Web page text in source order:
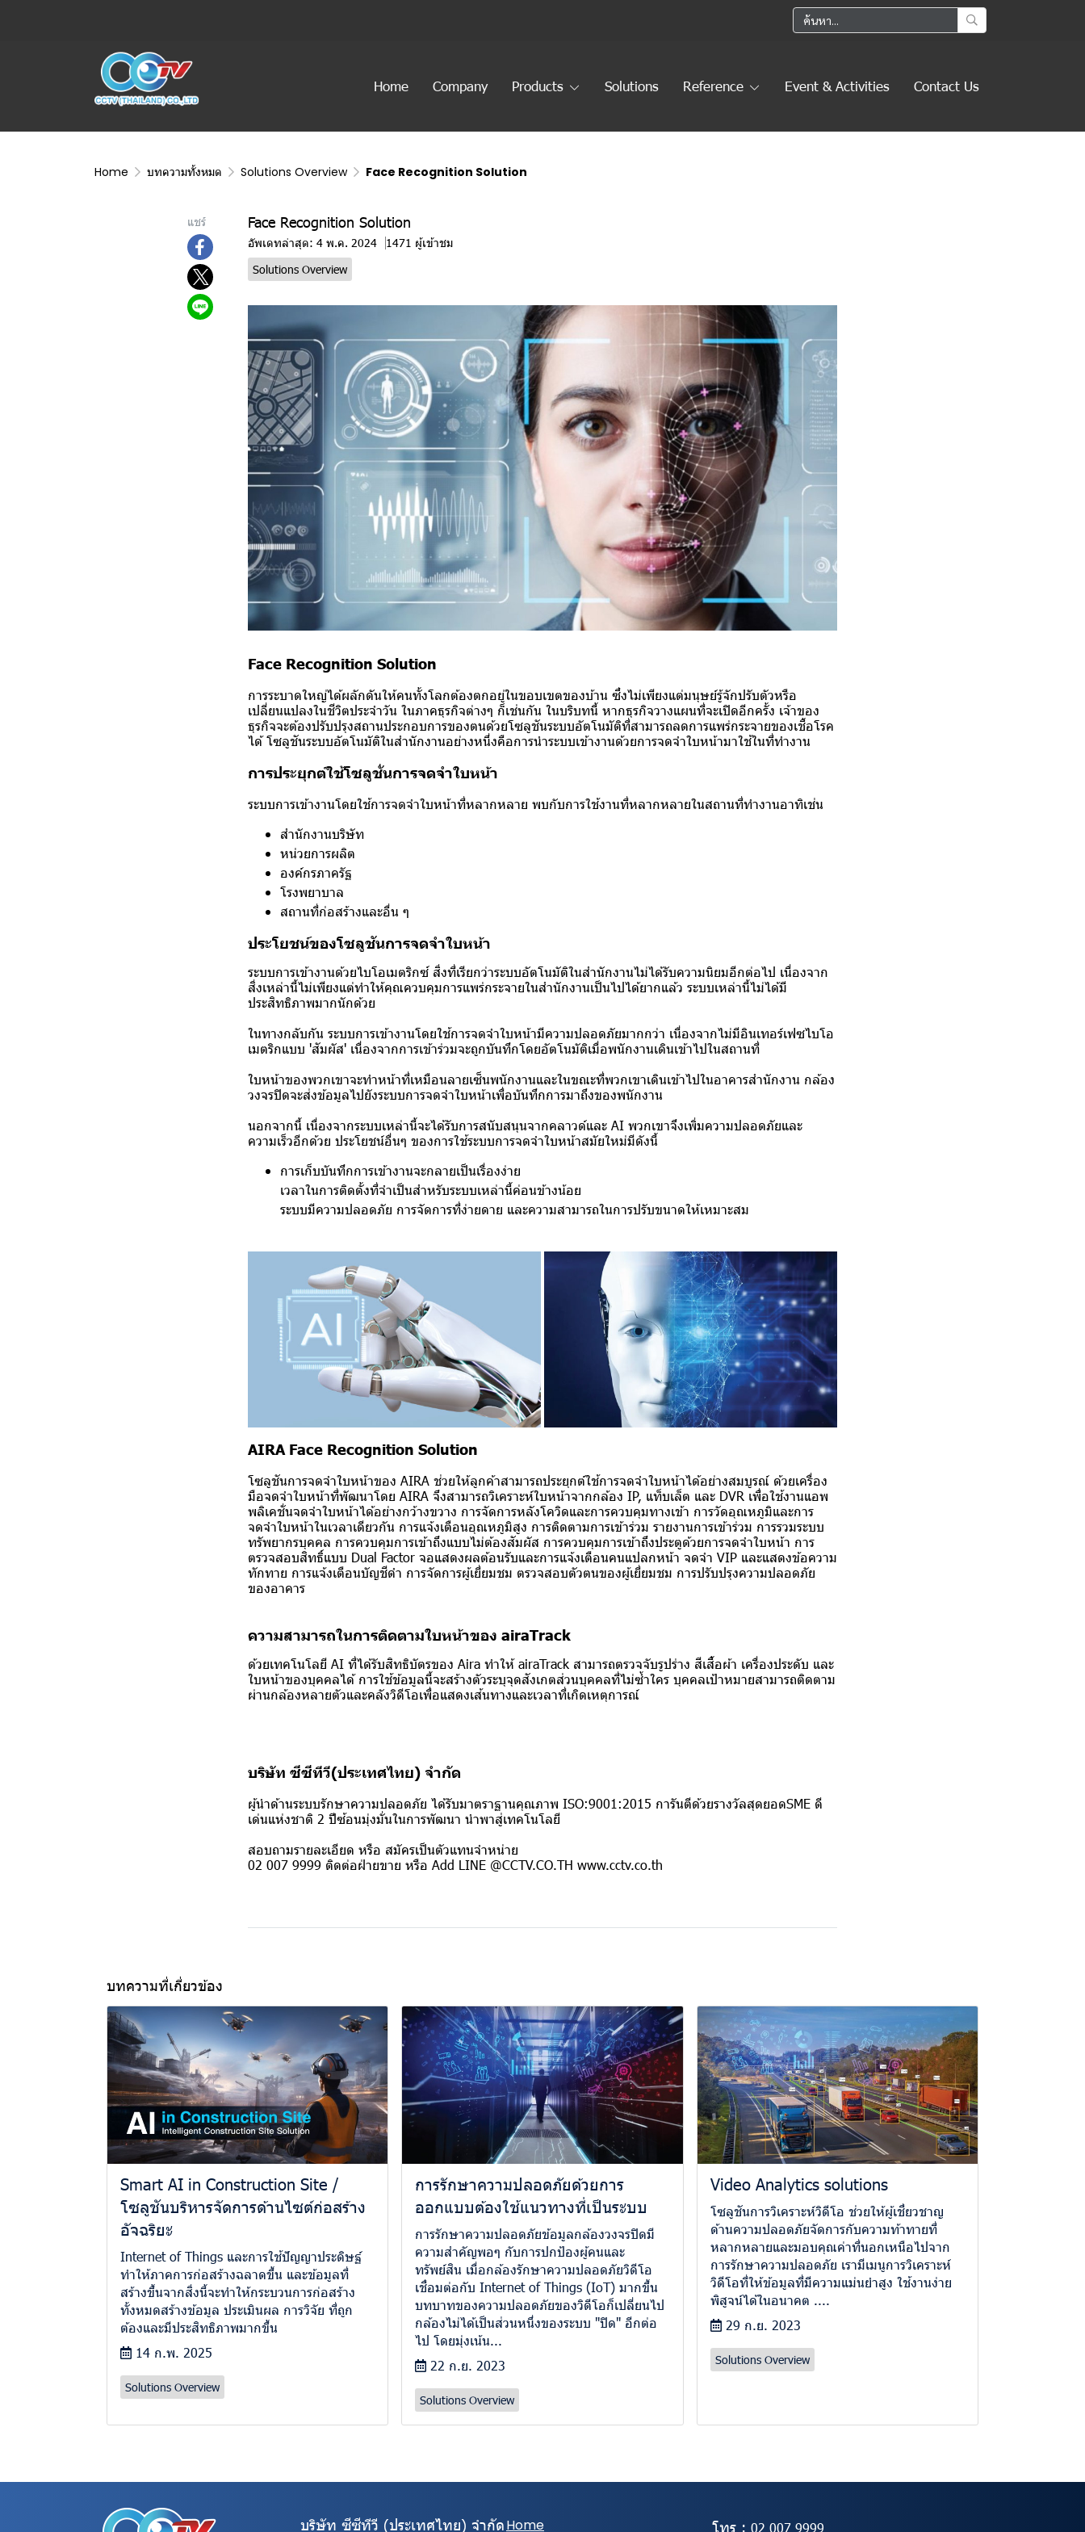
Home Company Products Solutions Reference Event & Activities Contact Us
Home บทความทั้งหมด Solutions Overview Face Recognition Solution
แชร์ Face Recognition Solution
อัพเดทล่าสุด: 4 พ.ค. 2024
1471 ผู้เข้าชม
Solutions Overview
Face Recognition Solution
การระบาดใหญ่ได้ผลักดันให้คนทั้งโลกต้องตกอยู่ในขอบเขตของบ้าน ซึ่งไม่เพียงแต่มนุษย์รู้จักปรับตัวหรือ
เปลี่ยนแปลงในชีวิตประจำวัน ในภาคธุรกิจต่างๆ ก็เช่นกัน ในบริบทนี้ หากธุรกิจวางแผนที่จะเปิดอีกครั้ง เจ้าของ
ธุรกิจจะต้องปรับปรุงสถานประกอบการของตนด้วยโซลูชันระบบอัตโนมัติที่สามารถลดการแพร่กระจายของเชื้อโรค
ได้ โซลูชันระบบอัตโนมัติในสำนักงานอย่างหนึ่งคือการนำระบบเข้างานด้วยการจดจำใบหน้ามาใช้ในที่ทำงาน
การประยุกต์ใช้โซลูชั่นการจดจำใบหน้า
ระบบการเข้างานโดยใช้การจดจำใบหน้าที่หลากหลาย พบกับการใช้งานที่หลากหลายในสถานที่ทำงานอาทิเช่น
สำนักงานบริษัท
หน่วยการผลิต
องค์กรภาครัฐ
โรงพยาบาล
สถานที่ก่อสร้างและอื่น ๆ
ประโยชน์ของโซลูชันการจดจำใบหน้า
ระบบการเข้างานด้วยไบโอเมตริกซ์ สิ่งที่เรียกว่าระบบอัตโนมัติในสำนักงานไม่ได้รับความนิยมอีกต่อไป เนื่องจาก
สิ่งเหล่านี้ไม่เพียงแต่ทำให้คุณควบคุมการแพร่กระจายในสำนักงานเป็นไปได้ยากแล้ว ระบบเหล่านี้ไม่ได้มี
ประสิทธิภาพมากนักด้วย
ในทางกลับกัน ระบบการเข้างานโดยใช้การจดจำใบหน้ามีความปลอดภัยมากกว่า เนื่องจากไม่มีอินเทอร์เฟซไบโอ
เมตริกแบบ 'สัมผัส' เนื่องจากการเข้าร่วมจะถูกบันทึกโดยอัตโนมัติเมื่อพนักงานเดินเข้าไปในสถานที่
ใบหน้าของพวกเขาจะทำหน้าที่เหมือนลายเซ็นพนักงานและในขณะที่พวกเขาเดินเข้าไปในอาคารสำนักงาน กล้อง
วงจรปิดจะส่งข้อมูลไปยังระบบการจดจำใบหน้าเพื่อบันทึกการมาถึงของพนักงาน
นอกจากนี้ เนื่องจากระบบเหล่านี้จะได้รับการสนับสนุนจากคลาวด์และ AI พวกเขาจึงเพิ่มความปลอดภัยและ
ความเร็วอีกด้วย ประโยชน์อื่นๆ ของการใช้ระบบการจดจำใบหน้าสมัยใหม่มีดังนี้
การเก็บบันทึกการเข้างานจะกลายเป็นเรื่องง่าย
เวลาในการติดตั้งที่จำเป็นสำหรับระบบเหล่านี้ค่อนข้างน้อย
ระบบมีความปลอดภัย การจัดการที่ง่ายดาย และความสามารถในการปรับขนาดให้เหมาะสม
AIRA Face Recognition Solution
โซลูชันการจดจำใบหน้าของ AIRA ช่วยให้ลูกค้าสามารถประยุกต์ใช้การจดจำใบหน้าได้อย่างสมบูรณ์ ด้วยเครื่อง
มือจดจำใบหน้าที่พัฒนาโดย AIRA จึงสามารถวิเคราะห์ใบหน้าจากกล้อง IP, แท็บเล็ต และ DVR เพื่อใช้งานแอพ
พลิเคชั่นจดจำใบหน้าได้อย่างกว้างขวาง การจัดการหลังโควิดและการควบคุมทางเข้า การวัดอุณหภูมิและการ
จดจำใบหน้าในเวลาเดียวกัน การแจ้งเตือนอุณหภูมิสูง การติดตามการเข้าร่วม รายงานการเข้าร่วม การรวมระบบ
ทรัพยากรบุคคล การควบคุมการเข้าถึงแบบไม่ต้องสัมผัส การควบคุมการเข้าถึงประตูด้วยการจดจำใบหน้า การ
ตรวจสอบสิทธิ์แบบ Dual Factor จอแสดงผลต้อนรับและการแจ้งเตือนคนแปลกหน้า จดจำ VIP และแสดงข้อความ
ทักทาย การแจ้งเตือนบัญชีดำ การจัดการผู้เยี่ยมชม ตรวจสอบตัวตนของผู้เยี่ยมชม การปรับปรุงความปลอดภัย
ของอาคาร
ความสามารถในการติดตามใบหน้าของ airaTrack
ด้วยเทคโนโลยี AI ที่ได้รับสิทธิบัตรของ Aira ทำให้ airaTrack สามารถตรวจจับรูปร่าง สีเสื้อผ้า เครื่องประดับ และ
ใบหน้าของบุคคลได้ การใช้ข้อมูลนี้จะสร้างตัวระบุจุดสังเกตส่วนบุคคลที่ไม่ซ้ำใคร บุคคลเป้าหมายสามารถติดตาม
ผ่านกล้องหลายตัวและคลังวิดีโอเพื่อแสดงเส้นทางและเวลาที่เกิดเหตุการณ์
บริษัท ซีซีทีวี(ประเทศไทย) จำกัด
ผู้นำด้านระบบรักษาความปลอดภัย ได้รับมาตราฐานคุณภาพ ISO:9001:2015 การันตีด้วยรางวัลสุดยอดSME ดี
เด่นแห่งชาติ 2 ปีซ้อนมุ่งมั่นในการพัฒนา นำพาสู่เทคโนโลยี
สอบถามรายละเอียด หรือ สมัครเป็นตัวแทนจำหน่าย
02 007 9999 ติดต่อฝ่ายขาย หรือ Add LINE @CCTV.CO.TH www.cctv.co.th
บทความที่เกี่ยวข้อง
Smart AI in Construction Site /
โซลูชันบริหารจัดการด้านไซต์ก่อสร้าง
อัจฉริยะ
Internet of Things และการใช้ปัญญาประดิษฐ์
ทําให้ภาคการก่อสร้างฉลาดขึ้น และข้อมูลที่
สร้างขึ้นจากสิ่งนี้จะทําให้กระบวนการก่อสร้าง
ทั้งหมดสร้างข้อมูล ประเมินผล การวิจัย ที่ถูก
ต้องและมีประสิทธิภาพมากขึ้น
14 ก.พ. 2025
Solutions Overview
การรักษาความปลอดภัยด้วยการ
ออกแบบต้องใช้แนวทางที่เป็นระบบ
การรักษาความปลอดภัยข้อมูลกล้องวงจรปิดมี
ความสำคัญพอๆ กับการปกป้องผู้คนและ
ทรัพย์สิน เมื่อกล้องรักษาความปลอดภัยวิดีโอ
เชื่อมต่อกับ Internet of Things (IoT) มากขึ้น
บทบาทของความปลอดภัยของวิดีโอก็เปลี่ยนไป
กล้องไม่ได้เป็นส่วนหนึ่งของระบบ "ปิด" อีกต่อ
ไป โดยมุ่งเน้น...
22 ก.ย. 2023
Solutions Overview
Video Analytics solutions
โซลูชันการวิเคราะห์วิดีโอ ช่วยให้ผู้เชี่ยวชาญ
ด้านความปลอดภัยจัดการกับความท้าทายที่
หลากหลายและมอบคุณค่าที่นอกเหนือไปจาก
การรักษาความปลอดภัย เรามีเมนูการวิเคราะห์
วิดีโอที่ให้ข้อมูลที่มีความแม่นยำสูง ใช้งานง่าย
พิสูจน์ได้ในอนาคต ....
29 ก.ย. 2023
Solutions Overview
บริษัท ซีซีทีวี (ประเทศไทย) จํากัดHome โทร : 02 007 9999